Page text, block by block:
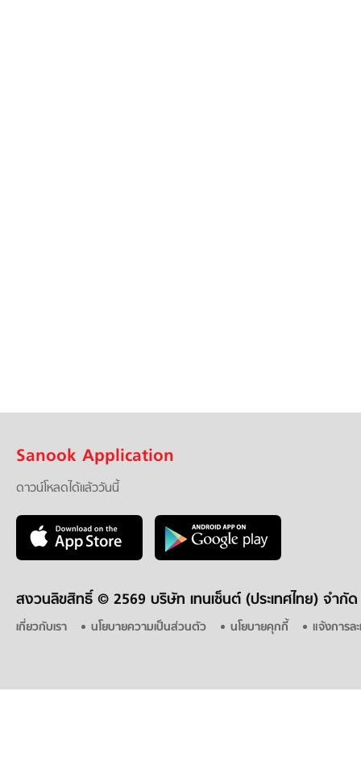
Sanook Application
ดาวน์โหลดได้แล้ววันนี้
สงวนลิขสิทธิ์ © 2569 บริษัท เทนเซ็นต์ (ประเทศไทย) จำกัด
เกี่ยวกับเรา นโยบายความเป็นส่วนตัว นโยบายคุกกี้ แจ้งการล